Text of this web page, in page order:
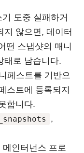
기 도중 실패하거
지 않으면, 데이터
떤 스냅샷의 매니
태로 남습니다.
페스트를 기반으
스트에 등록되지
합니다.
,
메인터넌스 프로